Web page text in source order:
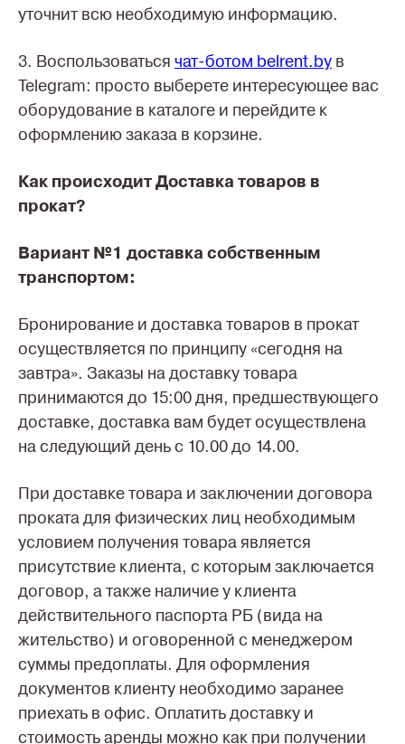
уточнит всю необходимую информацию.
3. Воспользоваться чат-ботом belrent.by в
Telegram: просто выберете интересующее вас
оборудование в каталоге и перейдите к
оформлению заказа в корзине.
Как происходит Доставка товаров в
прокат?
Вариант №1 доставка собственным
транспортом:
Бронирование и доставка товаров в прокат
осуществляется по принципу «сегодня на
завтра». Заказы на доставку товара
принимаются до 15:00 дня, предшествующего
доставке, доставка вам будет осуществлена
на следующий день с 10.00 до 14.00.
При доставке товара и заключении договора
проката для физических лиц необходимым
условием получения товара является
присутствие клиента, с которым заключается
договор, а также наличие у клиента
действительного паспорта РБ (вида на
жительство) и оговоренной с менеджером
суммы предоплаты. Для оформления
документов клиенту необходимо заранее
приехать в офис. Оплатить доставку и
стоимость аренды можно как при получении